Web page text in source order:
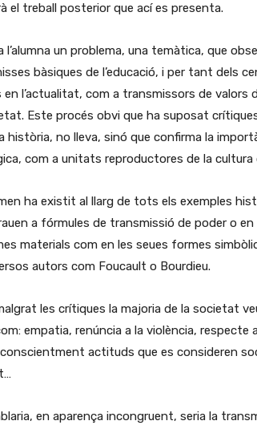
el treball posterior que ací es presenta.
l’alumna un problema, una temàtica, que
bàsiques de l’educació, i per tant dels
l’actualitat, com a transmissors de valors
Este procés obvi que ha suposat
història, no lleva, sinó que confirma la
com a unitats reproductores de la cultura
ha existit al llarg de tots els exemples
a fórmules de transmissió de poder o
materials com en les seues formes
autors com Foucault o Bourdieu.
les crítiques la majoria de la societat
empatia, renúncia a la violència, respecte
conscientment actituds que es consideren
en aparença incongruent, seria la